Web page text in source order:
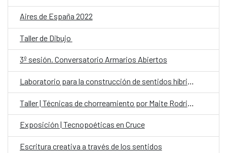
Aires de España 2022
Taller de Dibujo
3º sesión. Conversatorio Armarios Abiertos
Laboratorio para la construcción de sentidos híbridos en la elaboración de una obra
Exposición | Tecnopoéticas en Cruce
Escritura creativa a través de los sentidos